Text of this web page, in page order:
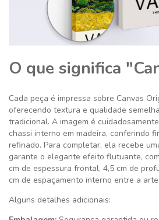
O que significa
Cada peça é impressa sobre Canvas
oferecendo textura e qualidade
tradicional. A imagem é
chassi interno em madeira, conferindo
refinado. Para completar, ela recebe
garante o elegante efeito flutuante,
cm de espessura frontal, 4,5 cm de
cm de espaçamento interno entre a
Alguns detalhes adicionais: